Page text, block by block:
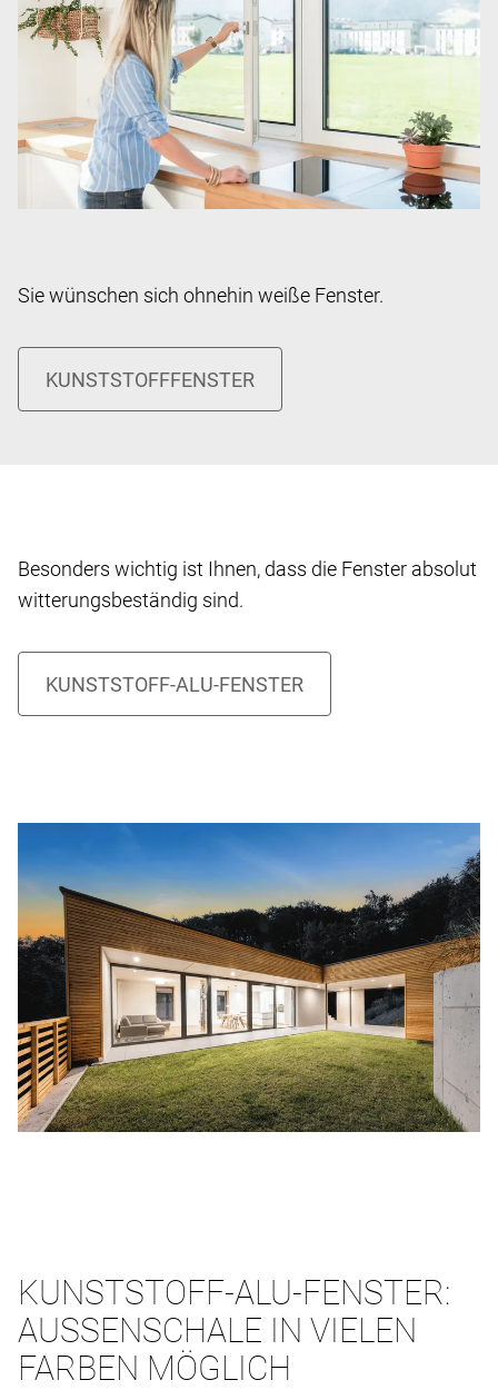
Sie wünschen sich ohnehin weiße Fenster.
Besonders wichtig ist Ihnen, dass die Fenster absolut
witterungsbeständig sind.
KUNSTSTOFF-ALU-FENSTER:
AUSSENSCHALE IN VIELEN F
ARBEN MÖGLICH